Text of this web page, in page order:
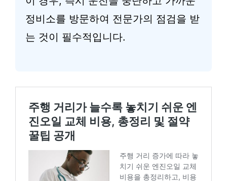
정비소를 방문하여 전문가의 점검을 받
는 것이 필수적입니다.